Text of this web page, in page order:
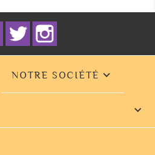
FacebookTwitter
NOTRE SOCIÉTÉ 
